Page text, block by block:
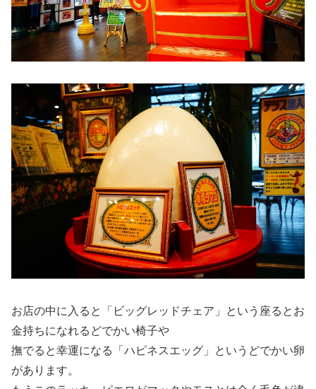
お店の中に入ると「ビッグレッドチェア」という座るとお
金持ちになれるどでかい椅子や
撫でると幸運になる「ハピネスエッグ」というどでかい卵
があります。